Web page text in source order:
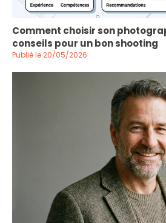
Comment choisir son
conseils pour un bon shooting
Publié le 20/05/2026